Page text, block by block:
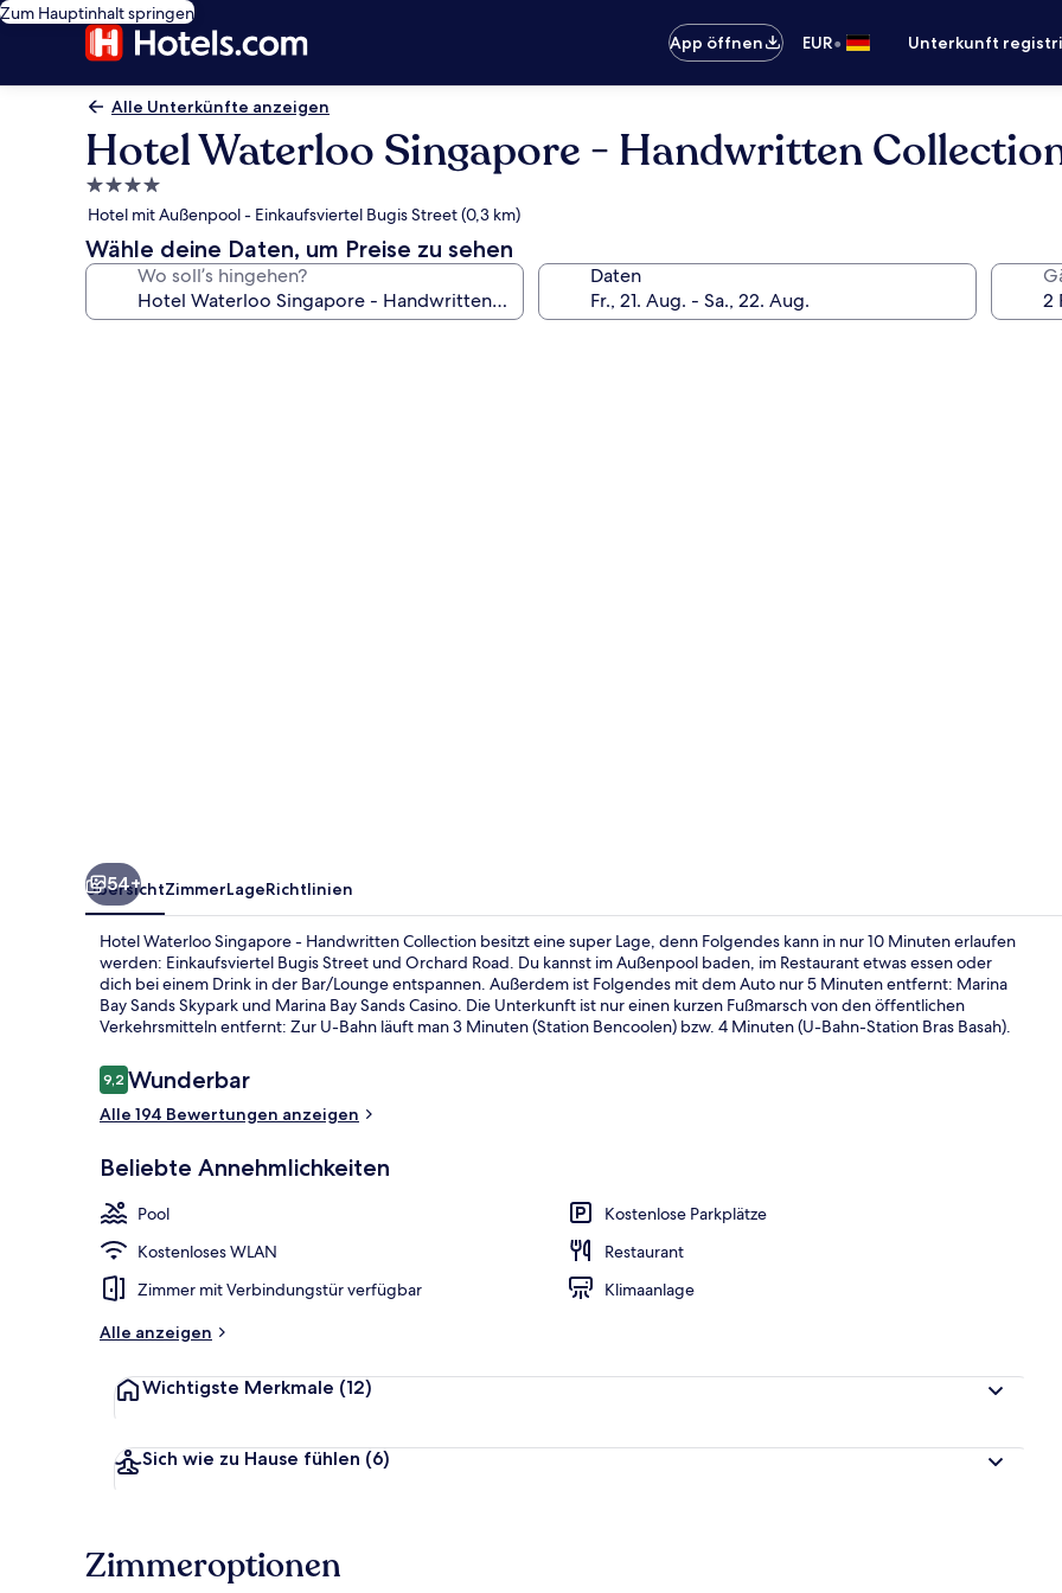
Zum Hauptinhalt springen
App öffnen
EUR• Unterkunft
Alle Unterkünfte anzeigen
Hotel Waterloo Singapore - Handwritten
4.0-
Sterne-
Unterkunft
Hotel mit Außenpool - Einkaufsviertel Bugis Street (0,3 km)
Wähle deine Daten, um Preise zu sehen
Wo soll’s hingehen? Daten
54+
ÜbersichtZimmerLageRichtlinien
Hotel Waterloo Singapore - Handwritten Collection besitzt eine super Lage, denn Folgendes kann in nur 10 Minuten erlaufen
werden: Einkaufsviertel Bugis Street und Orchard Road. Du kannst im Außenpool baden, im Restaurant etwas essen oder
dich bei einem Drink in der Bar/Lounge entspannen. Außerdem ist Folgendes mit dem Auto nur 5 Minuten entfernt: Marina
Bay Sands Skypark und Marina Bay Sands Casino. Die Unterkunft ist nur einen kurzen Fußmarsch von den öffentlichen
Verkehrsmitteln entfernt: Zur U-Bahn läuft man 3 Minuten (Station Bencoolen) bzw. 4 Minuten (U-Bahn-Station Bras Basah).
Bewertungen
9,29,2 von 10.
Wunderbar
Alle 194 Bewertungen anzeigen
Beliebte Annehmlichkeiten
Pool
Kostenlose Parkplätze
Kostenloses WLAN
Restaurant
Zimmer mit Verbindungstür verfügbar
Klimaanlage
Alle anzeigen
Wichtigste Merkmale (12)
Sich wie zu Hause fühlen (6)
Zimmeroptionen